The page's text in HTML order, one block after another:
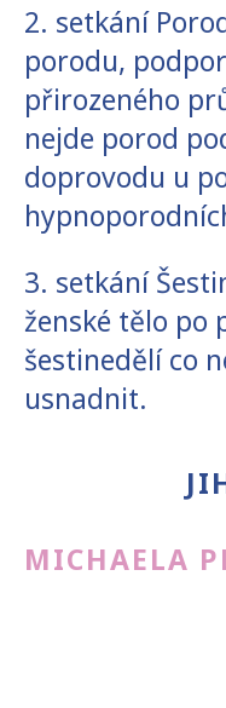
2. setkání
porodu,
přirozeného
nejde porod
doprovodu u
3. setkání
ženské tělo po
šestinedělí co
usnadnit.
MICHAELA